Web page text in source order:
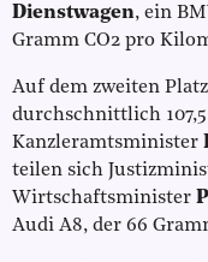
Dienstwagen, ein
Gramm CO2 pro
Auf dem zweiten
durchschnittlich
Kanzleramtsminister
teilen sich
Wirtschaftsminister
Audi A8, der 66